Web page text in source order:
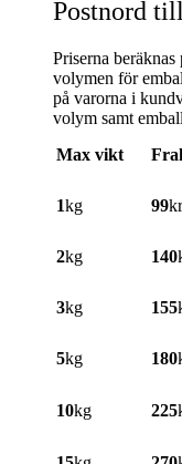
Postnord
Priserna
volymen för
på varorna i
volym samt
Max vikt
1kg 99kr
2kg 140
3kg 155
5kg 180
10kg 225